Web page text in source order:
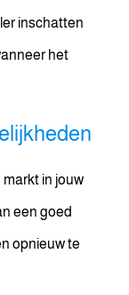
inschatten
het
in jouw
een goed
opnieuw te